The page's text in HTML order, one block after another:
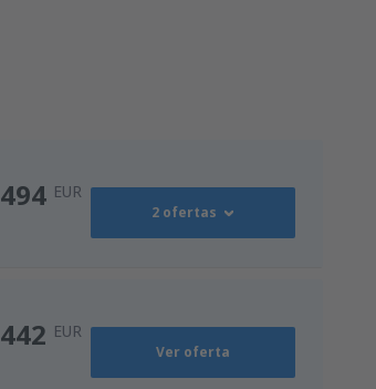
494 EUR
2 ofertas
442 EUR
Ver oferta